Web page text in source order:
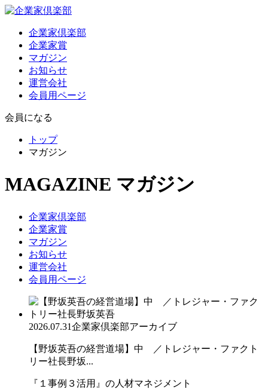
企業家倶楽部
企業家賞
マガジン
お知らせ
運営会社
会員用ページ
会員になる
トップ
マガジン
MAGAZINE マガジン
企業家倶楽部
企業家賞
マガジン
お知らせ
運営会社
会員用ページ
2026.07.31企業家倶楽部アーカイブ
【野坂英吾の経営道場】中 ／トレジャー・ファクト
リー社長野坂...
『１事例３活用』の人材マネジメント